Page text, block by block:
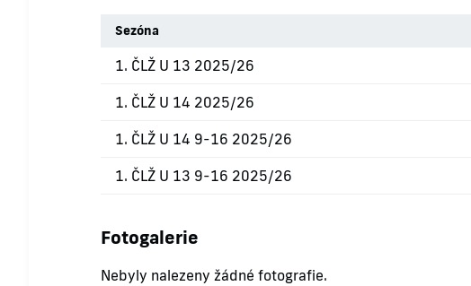
Sezóna
1. ČLŽ U 13 2025/26
1. ČLŽ U 14 2025/26
1. ČLŽ U 14 9-16 2025/26
1. ČLŽ U 13 9-16 2025/26
Fotogalerie
Nebyly nalezeny žádné fotografie.